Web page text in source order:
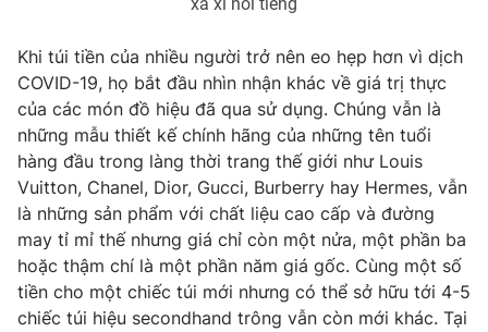
Khi túi tiền của nhiều người trở nên eo hẹp hơn vì dịch
COVID-19, họ bắt đầu nhìn nhận khác về giá trị thực
của các món đồ hiệu đã qua sử dụng. Chúng vẫn là
những mẫu thiết kế chính hãng của những tên tuổi
hàng đầu trong làng thời trang thế giới như Louis
Vuitton, Chanel, Dior, Gucci, Burberry hay Hermes, vẫn
là những sản phẩm với chất liệu cao cấp và đường
may tỉ mỉ thế nhưng giá chỉ còn một nửa, một phần ba
hoặc thậm chí là một phần năm giá gốc. Cùng một số
tiền cho một chiếc túi mới nhưng có thể sở hữu tới 4-5
chiếc túi hiệu secondhand trông vẫn còn mới khác. Tại